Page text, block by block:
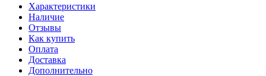
Характеристики
Наличие
Отзывы
Как купить
Оплата
Доставка
Дополнительно